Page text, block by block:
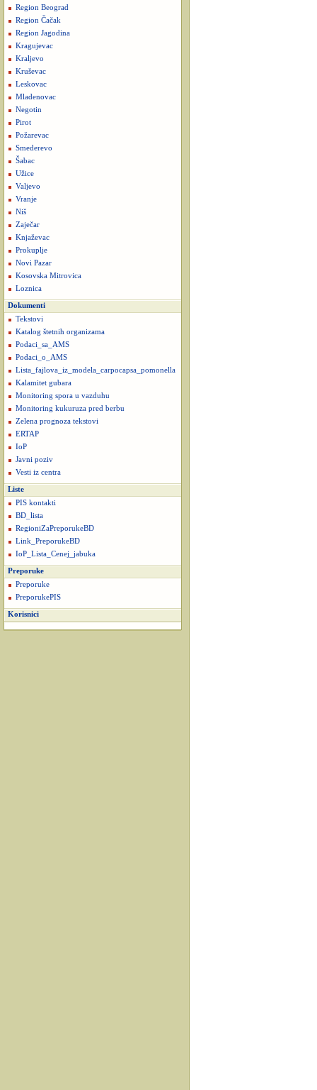
Region Beograd
Region Čačak
Region Jagodina
Kragujevac
Kraljevo
Kruševac
Leskovac
Mladenovac
Negotin
Pirot
Požarevac
Smederevo
Šabac
Užice
Valjevo
Vranje
Niš
Zaječar
Knjaževac
Prokuplje
Novi Pazar
Kosovska Mitrovica
Loznica
Dokumenti
Tekstovi
Katalog štetnih organizama
Podaci_sa_AMS
Podaci_o_AMS
Lista_fajlova_iz_modela_carpocapsa_pomonella
Kalamitet gubara
Monitoring spora u vazduhu
Monitoring kukuruza pred berbu
Zelena prognoza tekstovi
ERTAP
IoP
Javni poziv
Vesti iz centra
Liste
PIS kontakti
BD_lista
RegioniZaPreporukeBD
Link_PreporukeBD
IoP_Lista_Cenej_jabuka
Preporuke
Preporuke
PreporukePIS
Korisnici